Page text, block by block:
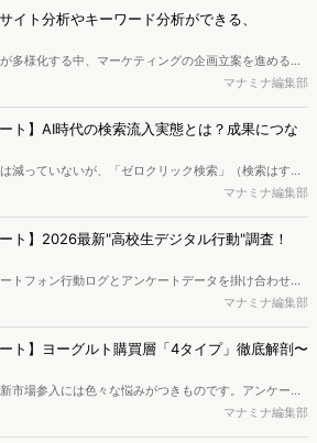
。「読むセラピー」と称された、カウンセラーとクライ
）の夜の航海物語を、精神保健福祉士の森本康平氏が
イト分析やキーワード分析ができる、
多様化する中、マーケティングの企画立案を進める上
や消費者分析の重要性がより高まっています。Web行動
し、Web上の消費者行動を起点とした競合サイト分析や
能です。今回はDockpitならではの利便性の高い機能
説します。
マナミナ編集部
ート】AI時代の検索流入実態とは？成果につな
減っていないが、「ゼロクリック検索」（検索はする
流入しない）の割合が増加しているのが、AI時代の検索
因を理解した上で、成果に確実につながるコンテンツを
どうするべきなのでしょうか。本レポートはこのような
SEO・Webマーケティングご担当者様におすすめの内
ます。※本レポートは記事のフォームから無料でダウン
マナミナ編集部
ート】2026最新"高校生デジタル行動"調査！
トフォン行動ログとアンケートデータを掛け合わせ、
（高校生）におけるデジタル行動実態やSNSの利用傾向
フォンを取り巻く環境が成熟するなか、新興SNSの台頭
デジタルライフスタイルは新たな変化を見せていま
事内の入力フォームより、ダウンロードいただけま
マナミナ編集部
ート】ヨーグルト購買層「4タイプ」徹底解剖〜
市場参入には色々な悩みがつきものです。アンケート
ても、購買実態が不透明、新商品の受容性も判断しきれ
マナミナ編集部